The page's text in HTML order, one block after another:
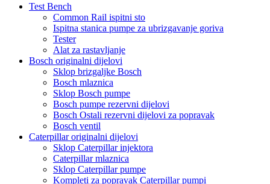
Test Bench
Common Rail ispitni sto
Ispitna stanica pumpe za ubrizgavanje goriva
Tester
Alat za rastavljanje
Bosch originalni dijelovi
Sklop brizgaljke Bosch
Bosch mlaznica
Sklop Bosch pumpe
Bosch pumpe rezervni dijelovi
Bosch Ostali rezervni dijelovi za popravak
Bosch ventil
Caterpillar originalni dijelovi
Sklop Caterpillar injektora
Caterpillar mlaznica
Sklop Caterpillar pumpe
Kompleti za popravak Caterpillar pumpi